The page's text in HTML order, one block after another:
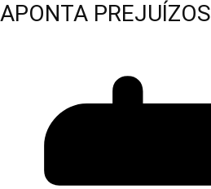
APONTA PREJUÍZOS